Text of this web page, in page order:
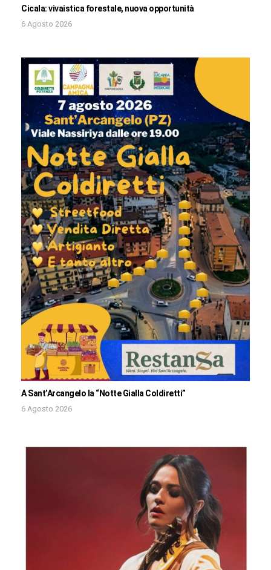
Cicala: vivaistica forestale, nuova opportunità
6 Agosto 2026
A Sant’Arcangelo la “Notte Gialla Coldiretti”
6 Agosto 2026